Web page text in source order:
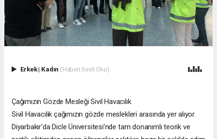
Erkek| Kadın (Haberi Sesli Oku)
Çağımızın Gözde Mesleği Sivil Havacılık
Sivil Havacılık çağımızın gözde meslekleri arasında yer alıyor.
Diyarbakır'da Dicle Üniversitesi’nde tam donanımlı teorik ve